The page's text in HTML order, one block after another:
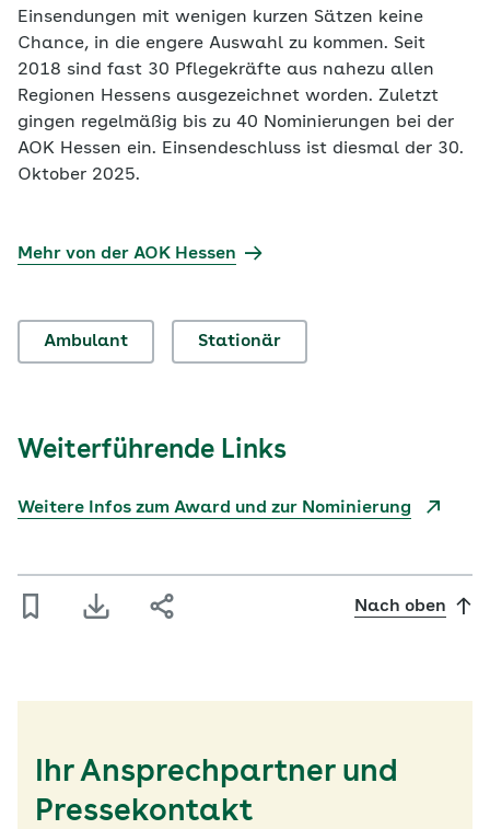
Einsendungen mit wenigen kurzen Sätzen keine
Chance, in die engere Auswahl zu kommen. Seit
2018 sind fast 30 Pflegekräfte aus nahezu allen
Regionen Hessens ausgezeichnet worden. Zuletzt
gingen regelmäßig bis zu 40 Nominierungen bei der
AOK Hessen ein. Einsendeschluss ist diesmal der 30.
Oktober 2025.
Mehr von der AOK Hessen
Ambulant Stationär
Weiterführende Links
Weitere Infos zum Award und zur Nominierung
Nach oben
Ihr Ansprechpartner und
Pressekontakt